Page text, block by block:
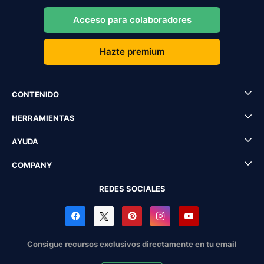
Acceso para colaboradores
Hazte premium
CONTENIDO
HERRAMIENTAS
AYUDA
COMPANY
REDES SOCIALES
Consigue recursos exclusivos directamente en tu email